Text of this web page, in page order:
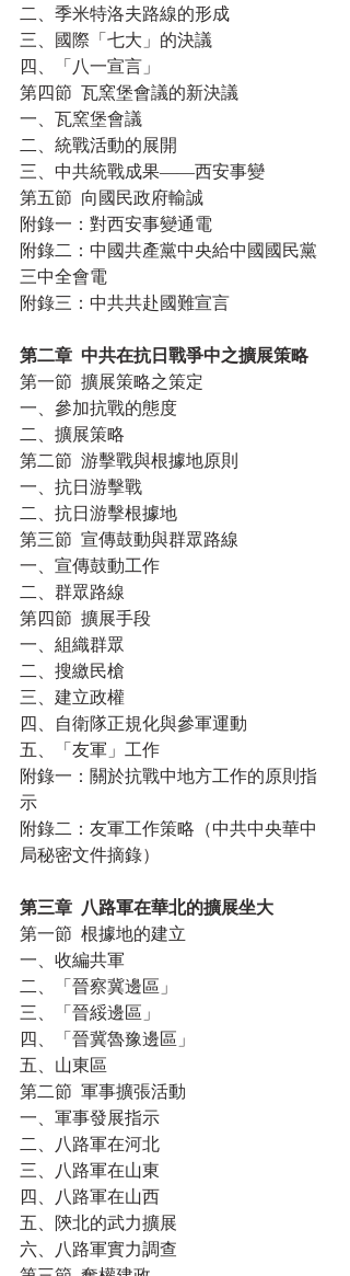
二、季米特洛夫路線的形成
三、國際「七大」的決議
四、「八一宣言」
第四節  瓦窯堡會議的新決議
一、瓦窯堡會議
二、統戰活動的展開
三、中共統戰成果——西安事變
第五節  向國民政府輸誠
附錄一：對西安事變通電
附錄二：中國共產黨中央給中國國民黨
三中全會電
附錄三：中共共赴國難宣言
第二章  中共在抗日戰爭中之擴展策略
第一節  擴展策略之策定
一、參加抗戰的態度
二、擴展策略
第二節  游擊戰與根據地原則
一、抗日游擊戰
二、抗日游擊根據地
第三節  宣傳鼓動與群眾路線
一、宣傳鼓動工作
二、群眾路線
第四節  擴展手段
一、組織群眾
二、搜繳民槍
三、建立政權
四、自衛隊正規化與參軍運動
五、「友軍」工作
附錄一：關於抗戰中地方工作的原則指
示
附錄二：友軍工作策略（中共中央華中
局秘密文件摘錄）
第三章  八路軍在華北的擴展坐大
第一節  根據地的建立
一、收編共軍
二、「晉察冀邊區」
三、「晉綏邊區」
四、「晉冀魯豫邊區」
五、山東區
第二節  軍事擴張活動
一、軍事發展指示
二、八路軍在河北
三、八路軍在山東
四、八路軍在山西
五、陝北的武力擴展
六、八路軍實力調查